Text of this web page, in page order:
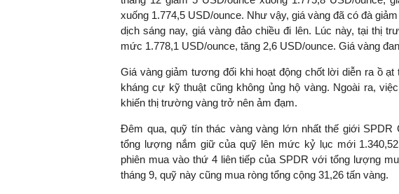
xuống 1.774,5 USD/ounce. Như vậy, giá vàng đã có đà
dịch sáng nay, giá vàng đảo chiều đi lên. Lúc này, tại thị
mức 1.778,1 USD/ounce, tăng 2,6 USD/ounce. Giá vàng
Giá vàng giảm tương đối khi hoạt động chốt lời diễn ra ồ
kháng cự kỹ thuật cũng không ủng hộ vàng. Ngoài ra,
khiến thị trường vàng trở nên ảm đạm.
Đêm qua, quỹ tín thác vàng vàng lớn nhất thế giới SPDR
tổng lượng nắm giữ của quỹ lên mức kỷ lục mới
phiên mua vào thứ 4 liên tiếp của SPDR với tổng lượng
tháng 9, quỹ này cũng mua ròng tổng cộng 31,26 tấn vàng.
TS. Nguyễn Đức Độ - Phó Viện trưởng
Viện Kinh tế Tài chính
"Có rất nhiều việc phải làm
ngay từ bây giờ và trên thực tế
đang được tiến hành như tăng